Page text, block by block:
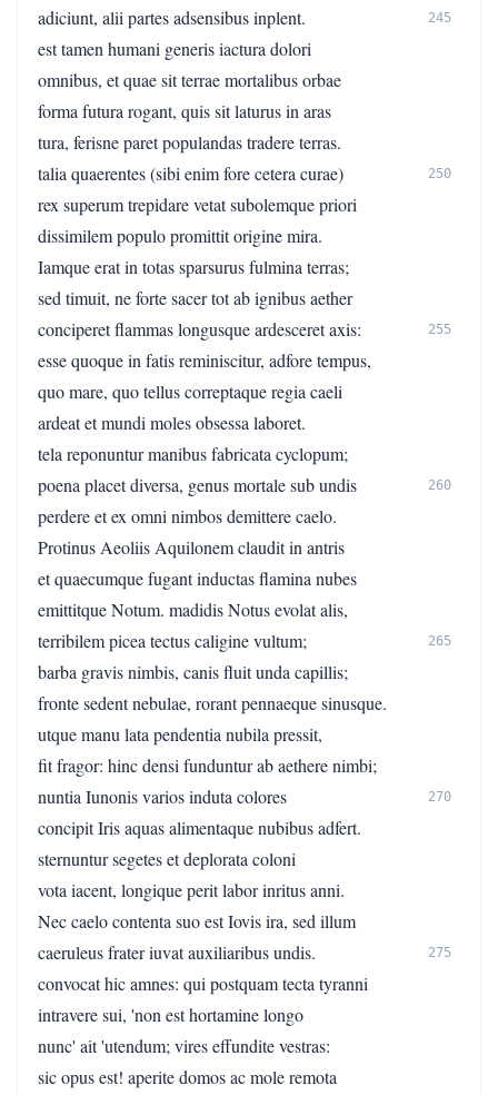
adiciunt, alii partes adsensibus inplent. 245
est tamen humani generis iactura dolori
omnibus, et quae sit terrae mortalibus orbae
forma futura rogant, quis sit laturus in aras
tura, ferisne paret populandas tradere terras.
talia quaerentes (sibi enim fore cetera curae)
250
rex superum trepidare vetat subolemque priori
dissimilem populo promittit origine mira.
Iamque erat in totas sparsurus fulmina terras;
sed timuit, ne forte sacer tot ab ignibus aether
conciperet flammas longusque ardesceret axis:
255
esse quoque in fatis reminiscitur, adfore tempus,
quo mare, quo tellus correptaque regia caeli
ardeat et mundi moles obsessa laboret.
tela reponuntur manibus fabricata cyclopum;
poena placet diversa, genus mortale sub undis
260
perdere et ex omni nimbos demittere caelo.
Protinus Aeoliis Aquilonem claudit in antris
et quaecumque fugant inductas flamina nubes
emittitque Notum. madidis Notus evolat alis,
terribilem picea tectus caligine vultum;
265
barba gravis nimbis, canis fluit unda capillis;
fronte sedent nebulae, rorant pennaeque sinusque.
utque manu lata pendentia nubila pressit,
fit fragor: hinc densi funduntur ab aethere nimbi;
nuntia Iunonis varios induta colores
270
concipit Iris aquas alimentaque nubibus adfert.
sternuntur segetes et deplorata coloni
vota iacent, longique perit labor inritus anni.
Nec caelo contenta suo est Iovis ira, sed illum
caeruleus frater iuvat auxiliaribus undis.
275
convocat hic amnes: qui postquam tecta tyranni
intravere sui, 'non est hortamine longo
nunc' ait 'utendum; vires effundite vestras:
sic opus est! aperite domos ac mole remota